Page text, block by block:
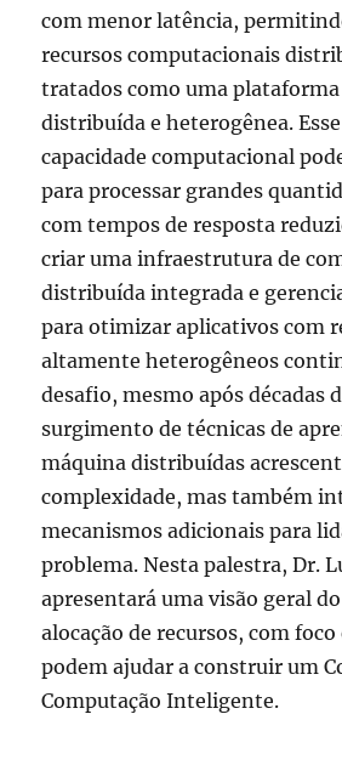
com menor latência,
recursos computacionais
tratados como uma
distribuída e heterogênea.
capacidade computacional
para processar grandes
com tempos de resposta
criar uma infraestrutura de
distribuída integrada e
para otimizar aplicativos com
altamente heterogêneos
desafio, mesmo após décadas
surgimento de técnicas de
máquina distribuídas
complexidade, mas também
mecanismos adicionais para
problema. Nesta palestra, Dr.
apresentará uma visão geral
alocação de recursos, com
podem ajudar a construir um
Computação Inteligente.